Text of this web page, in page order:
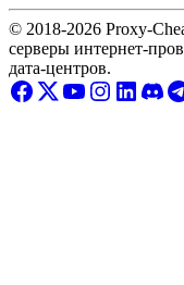
© 2018-2026 Proxy-
серверы интернет-
дата-центров.